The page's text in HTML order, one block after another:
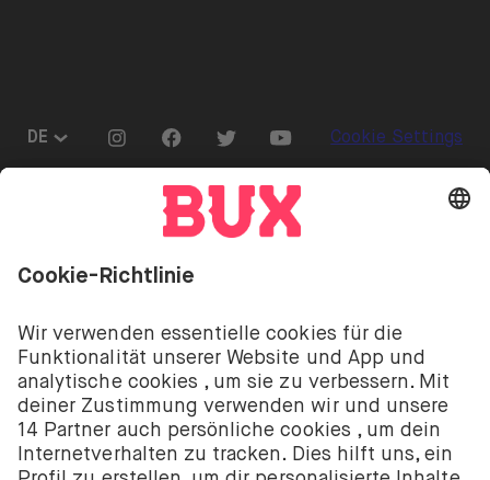
DE
Öffnen Sie das Sprachwechselmenü
Go to "Instagram"
Go to "Facebook"
Go to "Twitter"
Go to "Youtube"
Cookie Settings
Investitionen sind mit Risiken verbunden. Du
könntest deine Einlage verlieren.
von BUX B.V. bereitgestellt. BUX B.V. ist bei der
niederländischen Handelskammer registriert unter
der Nummer 58403949. BUX B.V. wird von der
Niederländischen Aufsichtsbehörde für die
Finanzmärkte (Autoriteit Financiële Markten – AFM)
autorisiert und reguliert.